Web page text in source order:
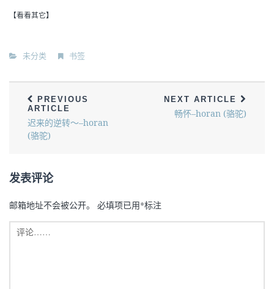
【看看其它】
未分类 书签
PREVIOUS
ARTICLE
迟来的逆转～–horan
(骆驼)
NEXT ARTICLE
畅怀–horan (骆驼)
发表评论
邮箱地址不会被公开。 必填项已用*标注